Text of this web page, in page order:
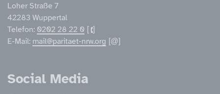
Loher Straße 7
42283 Wuppertal
Telefon: 0202 28 22 0
E-Mail: mail@paritaet-nrw.org
Social Media